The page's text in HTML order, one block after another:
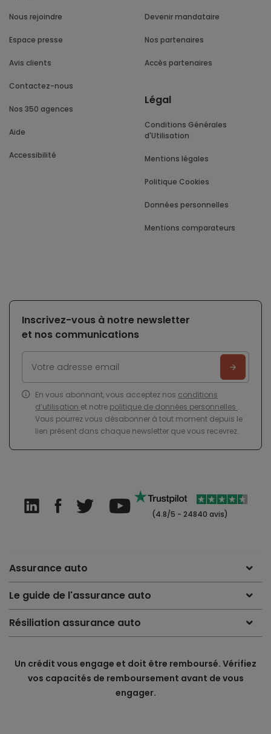
Nous rejoindre
Espace presse
Avis clients
Contactez-nous
Nos 350 agences
Aide
Accessibilité
Devenir mandataire
Nos partenaires
Accès partenaires
Légal
Conditions Générales
d'Utilisation
Mentions légales
Politique Cookies
Données personnelles
Mentions comparateurs
Inscrivez-vous à notre newsletter
et nos communications
En vous abonnant, vous acceptez nos conditions
d’utilisation et notre politique de données personnelles .
Vous pourrez vous désabonner à tout moment depuis le
lien présent dans chaque newsletter que vous recevrez.
(4.8/5 - 24840 avis)
Assurance auto
Le guide de l'assurance auto
Résiliation assurance auto
Un crédit vous engage et doit être remboursé. Vérifiez
vos capacités de remboursement avant de vous
engager.